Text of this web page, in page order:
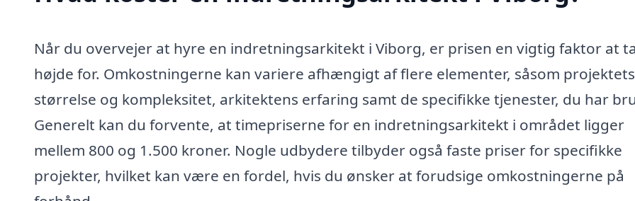
Når du overvejer at hyre en indretningsarkitekt i Viborg, er prisen en vigtig faktor at
højde for. Omkostningerne kan variere afhængigt af flere elementer, såsom projektets
størrelse og kompleksitet, arkitektens erfaring samt de specifikke tjenester, du har
Generelt kan du forvente, at timepriserne for en indretningsarkitekt i området ligger
mellem 800 og 1.500 kroner. Nogle udbydere tilbyder også faste priser for specifikke
projekter, hvilket kan være en fordel, hvis du ønsker at forudsige omkostningerne på